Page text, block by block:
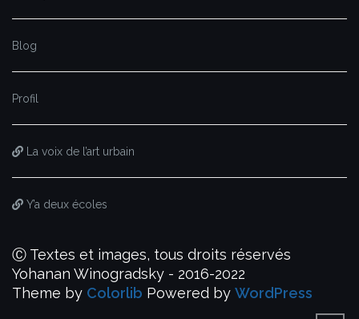
Blog
Profil
La voix de l’art urbain
Y’a deux écoles
Ⓒ Textes et images, tous droits réservés
Yohanan Winogradsky - 2016-2022
Theme by Colorlib Powered by WordPress